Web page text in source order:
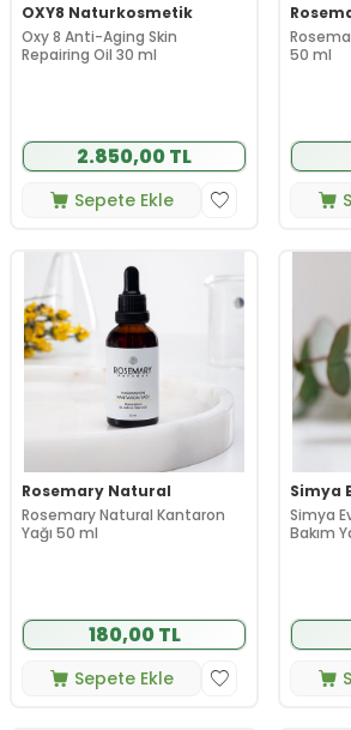
OXY8 Naturkosmetik
Oxy 8 Anti-Aging Skin
Repairing Oil 30 ml
2.850,00 TL
Sepete Ekle
50 ml
Rosemary Natural
Rosemary Natural Kantaron
Yağı 50 ml
180,00 TL
Sepete Ekle
Simya
Simya
Bakım